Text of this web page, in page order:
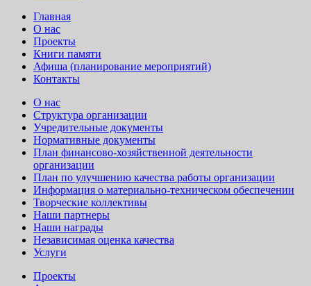
Главная
О нас
Проекты
Книги памяти
Афиша (планирование мероприятий)
Контакты
О нас
Структура организации
Учредительные документы
Нормативные документы
План финансово-хозяйственной деятельности
организации
План по улучшению качества работы организации
Информация о материально-техническом обеспечении
Творческие коллективы
Наши партнеры
Наши награды
Независимая оценка качества
Услуги
Проекты